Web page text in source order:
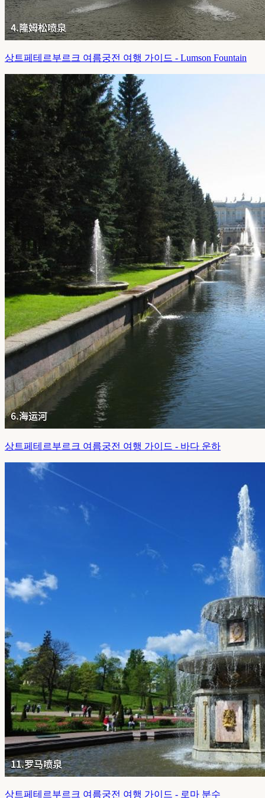
상트페테르부르크 여름궁전 여행 가이드 - Lumson Fountain
상트페테르부르크 여름궁전 여행 가이드 - 바다 운하
상트페테르부르크 여름궁전 여행 가이드 - 로마 분수